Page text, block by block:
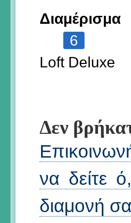
Διαμέρισμα
6
Loft Deluxe
Δεν
να δείτε
διαμονή